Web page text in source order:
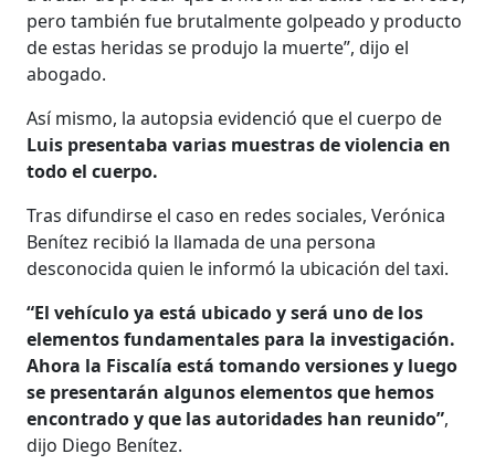
pero también fue brutalmente golpeado y producto
de estas heridas se produjo la muerte”, dijo el
abogado.
Así mismo, la autopsia evidenció que el cuerpo de
Luis presentaba varias muestras de violencia en
todo el cuerpo.
Tras difundirse el caso en redes sociales, Verónica
Benítez recibió la llamada de una persona
desconocida quien le informó la ubicación del taxi.
“El vehículo ya está ubicado y será uno de los
elementos fundamentales para la investigación.
Ahora la Fiscalía está tomando versiones y luego
se presentarán algunos elementos que hemos
encontrado y que las autoridades han reunido”,
dijo Diego Benítez.